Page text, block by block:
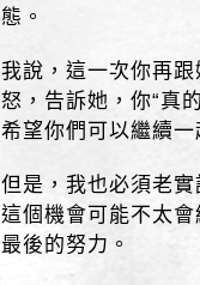
態。
我說，這一次你再
怒，告訴她，你“真
希望你們可以繼續一
但是，我也必須老
這個機會可能不太
最後的努力。